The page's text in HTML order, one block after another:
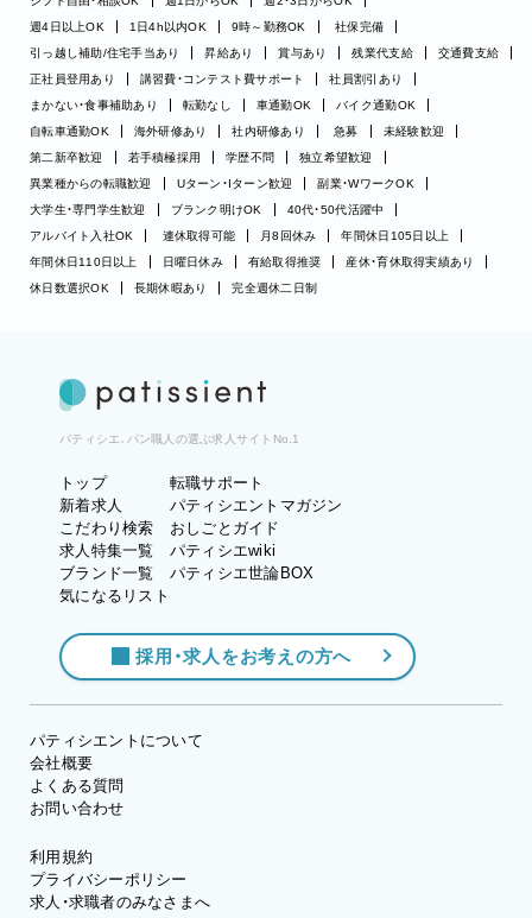
週4日以上OK
1日4h以内OK 9時～勤務OK
社保完備
引っ越し補助/住宅手当あり
昇給あり 賞与あり 残業代支給
交通費支給
正社員登用あり
講習費・コンテスト費サポート
社員割引あり
まかない・食事補助あり
転勤なし 車通勤OK
バイク通勤OK
自転車通勤OK
海外研修あり 社内研修あり 急募
未経験歓迎
第二新卒歓迎
若手積極採用 学歴不問
独立希望歓迎
異業種からの転職歓迎
Uターン・Iターン歓迎
副業・WワークOK
大学生・専門学生歓迎
ブランク明けOK
40代・50代活躍中
アルバイト入社OK
連休取得可能 月8回休み
年間休日105日以上
年間休日110日以上
日曜日休み 有給取得推奨
産休・育休取得実績あり
休日数選択OK
長期休暇あり 完全週休二日制
パティシエ、パン職人の選ぶ求人サイトNo.1
トップ
新着求人
こだわり検索
求人特集一覧
ブランド一覧
気になるリスト
転職サポート
パティシエントマガジン
おしごとガイド
パティシエwiki
パティシエ世論BOX
採用・求人をお考えの方へ
パティシエントについて
会社概要
よくある質問
お問い合わせ
利用規約
プライバシーポリシー
求人・求職者のみなさまへ